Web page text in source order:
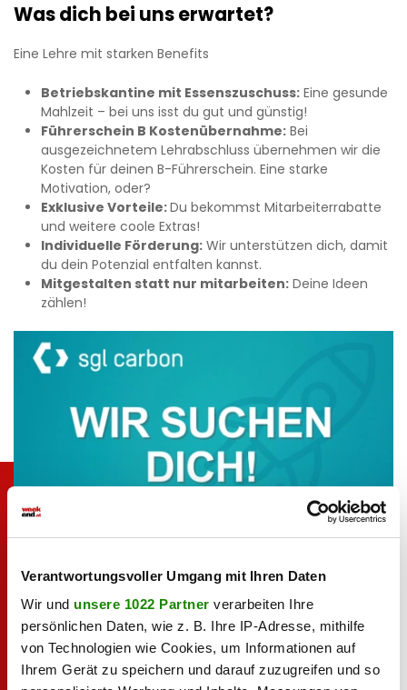
Verantwortungsvoller Umgang mit Ihren Daten
Wir und unsere 1022 Partner verarbeiten Ihre
persönlichen Daten, wie z. B. Ihre IP-Adresse, mithilfe
von Technologien wie Cookies, um Informationen auf
Ihrem Gerät zu speichern und darauf zuzugreifen und so
Was dich bei uns erwartet?
Eine Lehre mit starken Benefits
Betriebskantine mit Essenszuschuss: Eine gesunde
Mahlzeit – bei uns isst du gut und günstig!
Führerschein B Kostenübernahme: Bei
ausgezeichnetem Lehrabschluss übernehmen wir die
Kosten für deinen B-Führerschein. Eine starke
Motivation, oder?
Exklusive Vorteile:Du bekommst Mitarbeiterrabatte
und weitere coole Extras!
Individuelle Förderung: Wir unterstützen dich, damit
du dein Potenzial entfalten kannst.
Mitgestalten statt nur mitarbeiten: Deine Ideen
zählen!